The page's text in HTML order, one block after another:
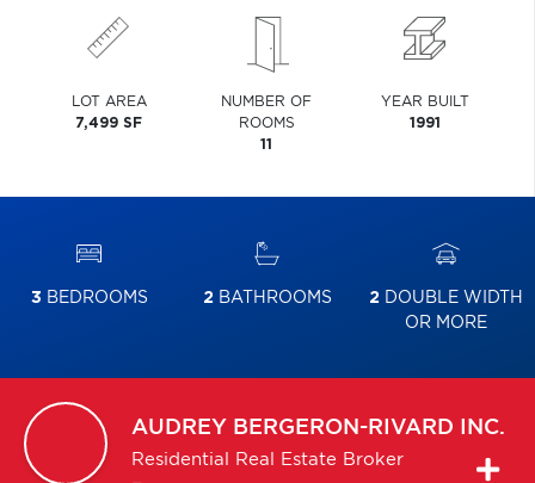
LOT AREA
7,499 SF
NUMBER OF
ROOMS
11
YEAR BUILT
1991
3 BEDROOMS 2BATHROOMS 2DOUBLE WIDTH
OR MORE
AUDREY BERGERON-RIVARD INC.
Residential Real Estate Broker